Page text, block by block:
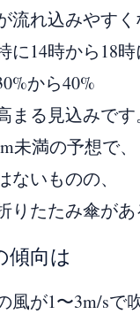
流れ込みやすく
に14時から18時
から40%
まる見込みです
未満の予想で、
ないものの、
りたたみ傘があ
傾向は
風が1〜3m/sで吹